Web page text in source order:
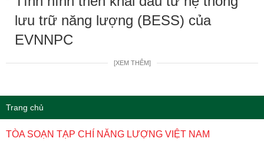
lưu trữ năng lượng (BESS) của
EVNNPC
[XEM THÊM]
Trang chủ
TÒA SOẠN TẠP CHÍ NĂNG LƯỢNG VIỆT NAM